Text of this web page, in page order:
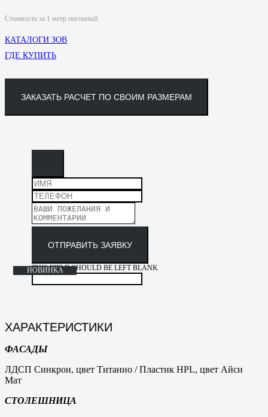
Стоимость за 1 метр погонный
КАТАЛОГИ ЗОВ
ГДЕ КУПИТЬ
ЗАКАЗАТЬ РАСЧЕТ ПО СВОИМ РАЗМЕРАМ
ОТПРАВИТЬ ЗАЯВКУ
THIS FIELD SHOULD BE LEFT BLANK
ХАРАКТЕРИСТИКИ
ФАСАДЫ
ЛДСП Синкрон, цвет Титанио / Пластик HPL, цвет Айси
Мат
СТОЛЕШНИЦА
НОВИНКА
НОВИНКА
НОВИНКА
НОВИНКА
НОВИНКА